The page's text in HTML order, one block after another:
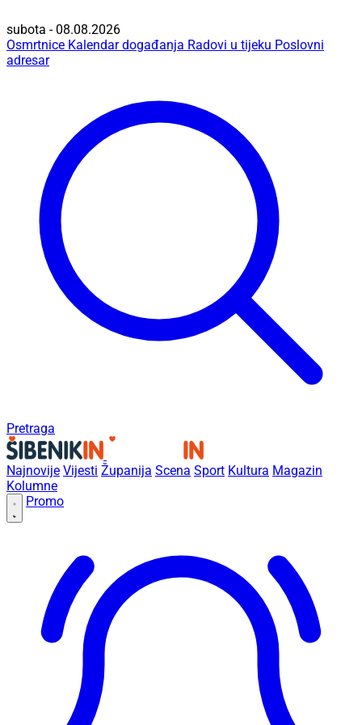
subota - 08.08.2026
Osmrtnice Kalendar događanja Radovi u tijeku Poslovni
adresar
Pretraga
Najnovije Vijesti Županija Scena Sport Kultura Magazin
Kolumne
Promo